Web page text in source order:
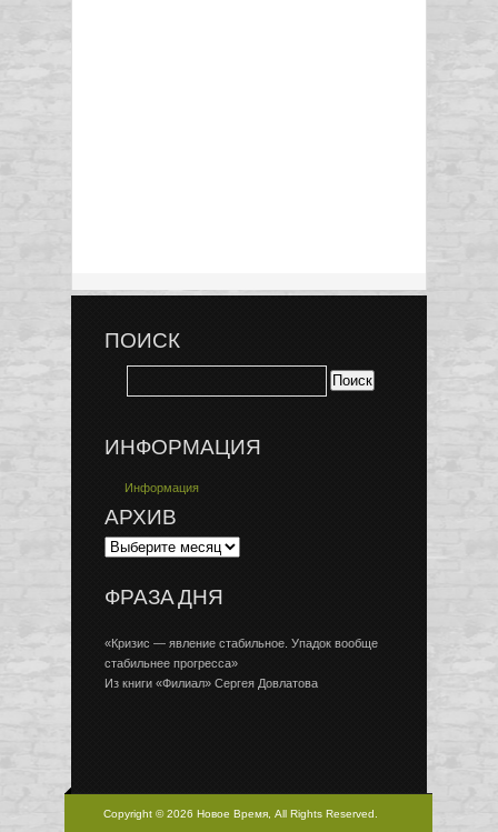
ПОИСК
ИНФОРМАЦИЯ
Информация
АРХИВ
ФРАЗА ДНЯ
«Кризис — явление стабильное. Упадок вообще
стабильнее прогресса»
Из книги «Филиал» Сергея Довлатова
Copyright © 2026 Новое Время, All Rights Reserved.